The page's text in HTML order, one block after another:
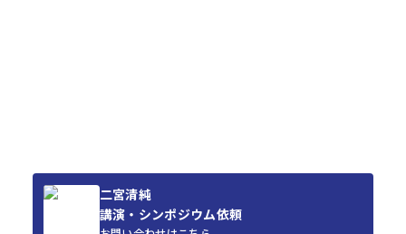
二宮清純
講演・シンポジウム依頼